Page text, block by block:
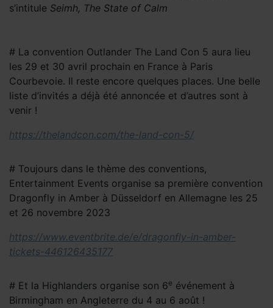
s’intitule Seimh, The State of Calm
# La convention Outlander The Land Con 5 aura lieu
les 29 et 30 avril prochain en France à Paris
Courbevoie. Il reste encore quelques places. Une belle
liste d’invités a déjà été annoncée et d’autres sont à
venir !
https://thelandcon.com/the-land-con-5/
# Toujours dans le thème des conventions,
Entertainment Events organise sa première convention
Dragonfly in Amber à Düsseldorf en Allemagne les 25
et 26 novembre 2023
https://www.eventbrite.de/e/dragonfly-in-amber-
tickets-446126435177
# Et la Highlanders organise son 6e événement à
Birmingham en Angleterre du 4 au 6 août !